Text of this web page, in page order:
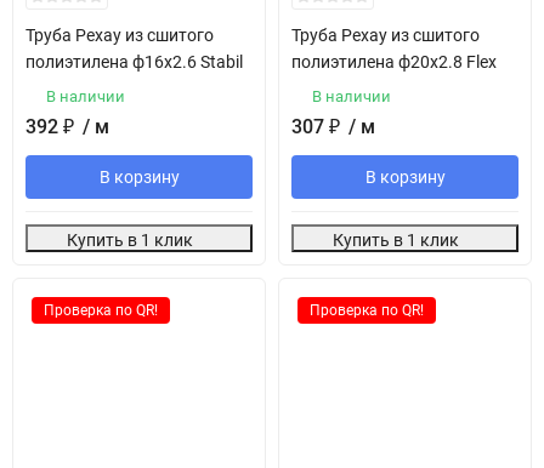
Труба Рехау из сшитого
полиэтилена ф16х2.6 Stabil
В наличии
392 ₽ / м
В корзину
Купить в 1 клик
Труба Рехау из сшитого
полиэтилена ф20х2.8 Flex
В наличии
307 ₽ / м
В корзину
Купить в 1 клик
Проверка по QR! Проверка по QR!